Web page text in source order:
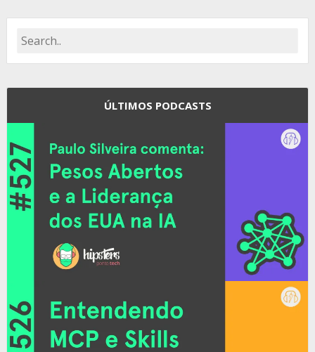
ÚLTIMOS PODCASTS